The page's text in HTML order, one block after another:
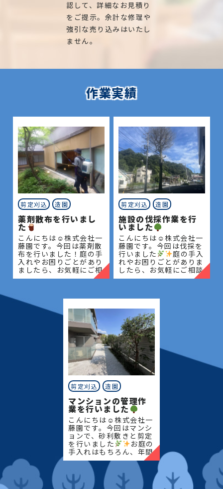
認して、詳細なお見積り
をご提示。余計な修理や
強引な売り込みはいたし
ません。
作業実績
剪定刈込 造園
薬剤散布を行いまし
た
こんにちは☺株式会社一
藤園です。今回は薬剤散
布を行いました！庭の手
入れやお困りごとがあり
ましたら、お気軽にご相
談ください
みなさん
す！
剪定刈込 造園
施設の伐採作業を行
いました
こんにちは☺株式会社一
藤園です。今回は伐採を
行いました
庭の手入
れやお困りごとがありま
したら、お気軽にご相談
ください
みなさんの
す！
剪定刈込 造園
マンションの管理作
業を行いました
こんにちは☺株式会社一
藤園です。今回はマンシ
ョンで、砂利敷きと剪定
を行いました
お庭の
手入れはもちろん、年間
管理もお任せください！
四季を通じて美しい庭を
保つお手伝いをさせてい
ただきます